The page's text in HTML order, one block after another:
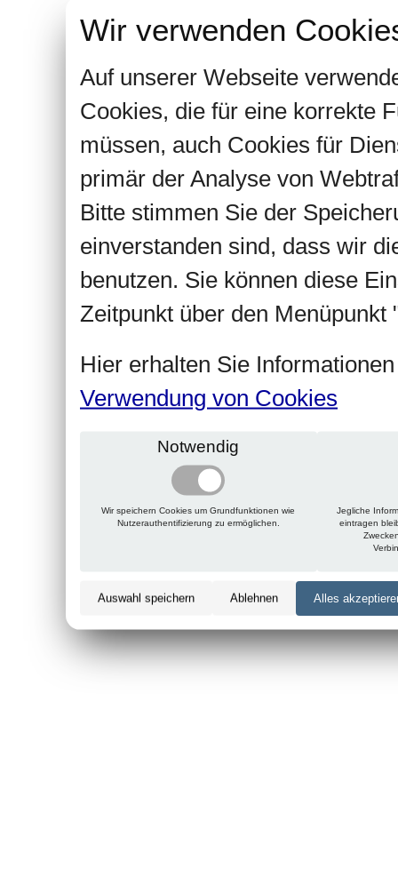
Wir verwenden
Auf unserer Webseite
Cookies, die für eine korrekte
müssen, auch Cookies für
primär der Analyse von
Bitte stimmen Sie der
einverstanden sind, dass wir
benutzen. Sie können diese
Zeitpunkt über den Menüpunkt
Hier erhalten Sie
Verwendung von Cookies
Notwendig
Wir speichern Cookies um Grundfunktionen wie
Nutzerauthentifizierung zu ermöglichen.
Jegliche
eintragen
Auswahl speichern Ablehnen Alles